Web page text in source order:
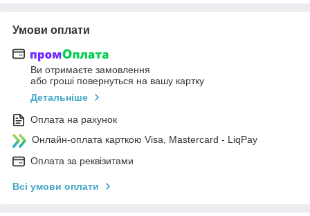
Умови оплати
Ви отримаєте замовлення
або гроші повернуться на вашу картку
Детальніше
Оплата на рахунок
Онлайн-оплата карткою Visa, Mastercard - LiqPay
Оплата за реквізитами
Всі умови оплати